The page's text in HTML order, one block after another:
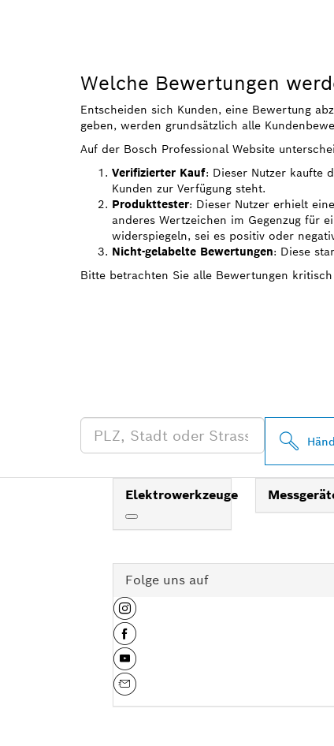
Welche Bewertungen
Entscheiden sich Kunden, eine Bewertung
geben, werden grundsätzlich alle
Auf der Bosch Professional Website
Verifizierter Kauf: Dieser Nutzer kaufte
Kunden zur Verfügung steht.
Produkttester: Dieser Nutzer erhielt
anderes Wertzeichen im Gegenzug für
widerspiegeln, sei es positiv oder
Nicht-gelabelte Bewertungen: Diese
Bitte betrachten Sie alle Bewertungen
Elektrowerkzeuge
Folge uns auf